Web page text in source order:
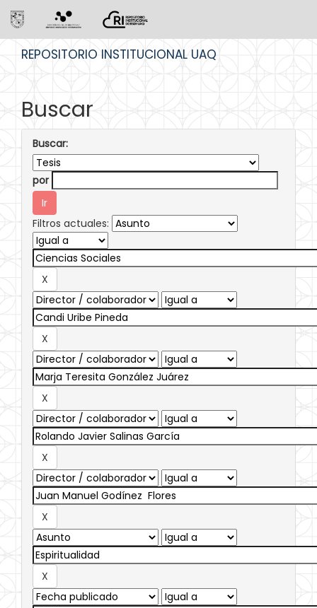
REPOSITORIO INSTITUCIONAL UAQ
Buscar
Buscar:
por
Filtros actuales: